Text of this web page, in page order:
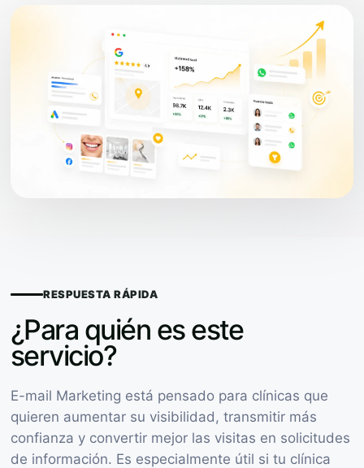
RESPUESTA RÁPIDA
¿Para quién es este
servicio?
E-mail Marketing está pensado para clínicas que
quieren aumentar su visibilidad, transmitir más
confianza y convertir mejor las visitas en solicitudes
de información. Es especialmente útil si tu clínica